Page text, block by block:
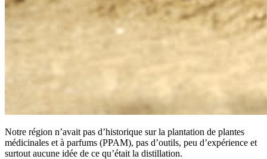
Notre région n’avait pas d’historique sur la plantation de plantes
médicinales et à parfums (PPAM), pas d’outils, peu d’expérience et
surtout aucune idée de ce qu’était la distillation.